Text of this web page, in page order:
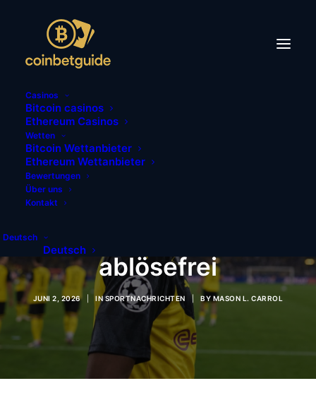
Casinos
Bitcoin casinos
Ethereum Casinos
Wetten
Bitcoin Wettanbieter
Ethereum Wettanbieter
Bewertungen
Über uns
Kontakt
Deutsch
Deutsch
Adeyemi offen über
BVB-Zukunft, Werder
ablösefrei
JUNI 2, 2026 INSPORTNACHRICHTEN | BY MASON L. CARROL